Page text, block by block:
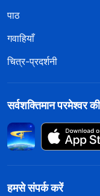
पाठ
गवाहियाँ
चित्र-प्रदर्शनी
सर्वशक्तिमान परमेश्वर
हमसे संपर्क करें